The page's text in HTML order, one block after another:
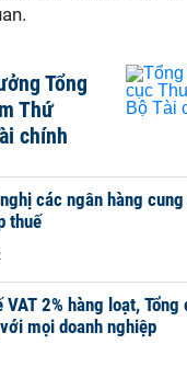
Tổng
Thứ
chính
các ngân hàng
thuế
2% hàng loạt,
mọi doanh nghiệp